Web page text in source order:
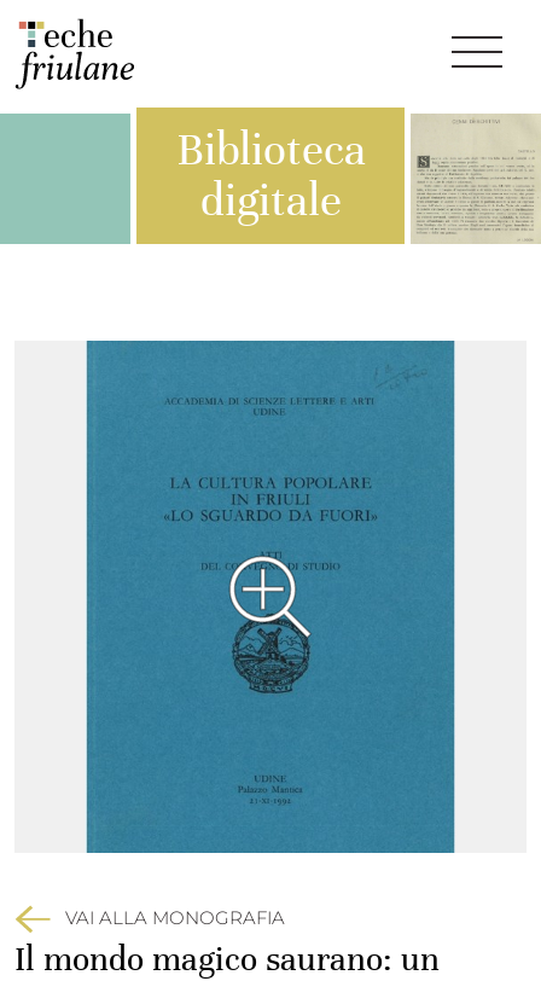
Biblioteca
digitale
VAI ALLA MONOGRAFIA
Il mondo magico saurano: un